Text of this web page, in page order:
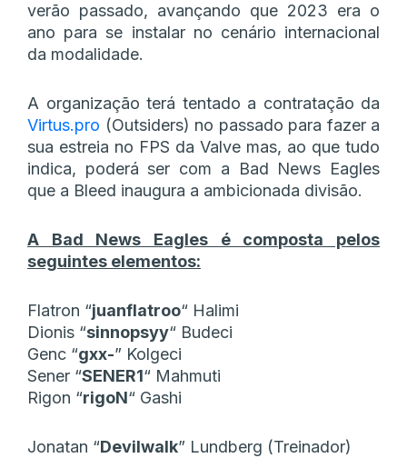
verão passado, avançando que 2023 era o
ano para se instalar no cenário internacional
da modalidade.
A organização terá tentado a contratação da
Virtus.pro (Outsiders) no passado para fazer a
sua estreia no FPS da Valve mas, ao que tudo
indica, poderá ser com a Bad News Eagles
que a Bleed inaugura a ambicionada divisão.
A Bad News Eagles é composta pelos
seguintes elementos:
Flatron “⁠juanflatroo⁠“ Halimi
Dionis “⁠sinnopsyy⁠“ Budeci
Genc “⁠gxx-⁠” Kolgeci
Sener “⁠SENER1⁠“ Mahmuti
Rigon “⁠rigoN⁠“ Gashi
Jonatan “Devilwalk” Lundberg (Treinador)